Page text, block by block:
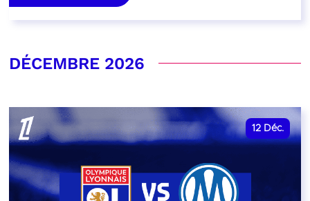
DÉCEMBRE 2026
12 Déc.